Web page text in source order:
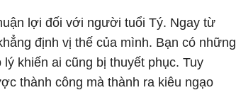
lợi đối với người tuổi Tý. Ngay từ
định vị thế của mình. Bạn có những
khiến ai cũng bị thuyết phục. Tuy
thành công mà thành ra kiêu ngạo